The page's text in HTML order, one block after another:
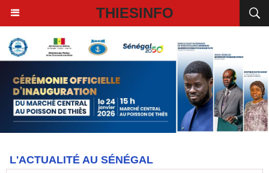
THIESINFO
L'ACTUALITÉ AU SÉNÉGAL